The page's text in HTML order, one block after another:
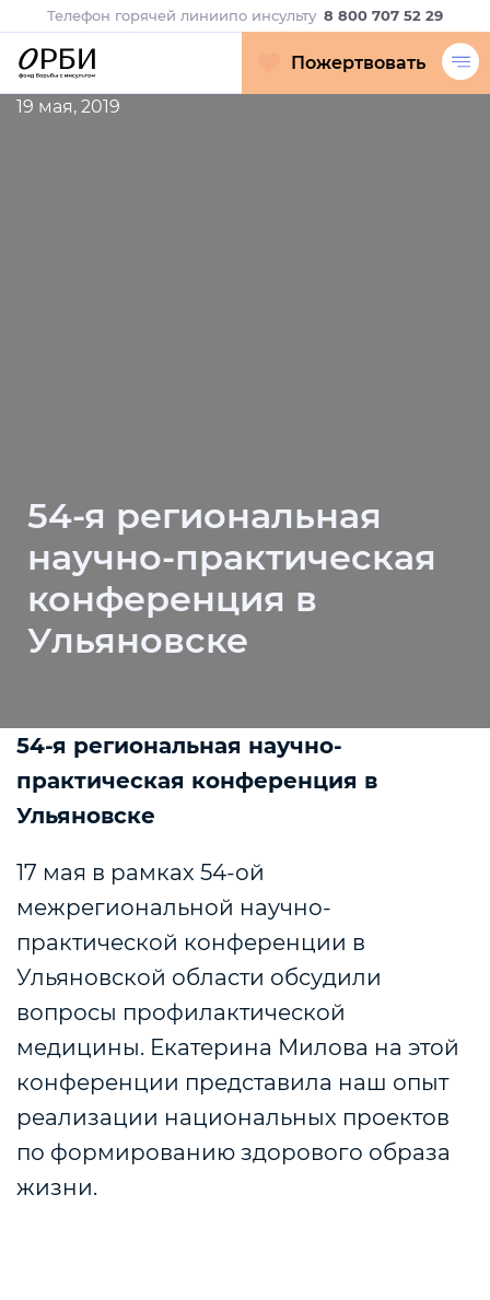
Телефон горячей линиипо инсульту 8 800 707 52 29
Пожертвовать
19 мая, 2019
54-я региональная
научно-практическая
конференция в
Ульяновске
54-я региональная научно-
практическая конференция в
Ульяновске
17 мая в рамках 54-ой
межрегиональной научно-
практической конференции в
Ульяновской области обсудили
вопросы профилактической
медицины. Екатерина Милова на этой
конференции представила наш опыт
реализации национальных проектов
по формированию здорового образа
жизни.